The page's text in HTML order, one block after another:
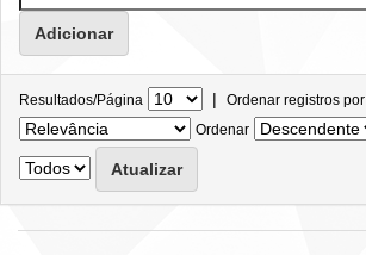
Resultados/Página | Ordenar registros por
Ordenar